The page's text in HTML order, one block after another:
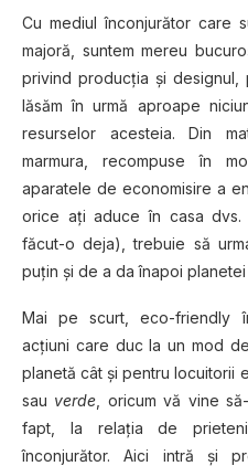
Cu mediul înconjurător care
majoră, suntem mereu
privind producţia şi designul,
lăsăm în urmă aproape
resurselor acesteia. Din
marmura, recompuse în
aparatele de economisire a
orice aţi aduce în casa
făcut-o deja), trebuie să
puţin şi de a da înapoi
Mai pe scurt, eco-friendly
acţiuni care duc la un mod
planetă cât şi pentru locuitorii
sau verde , oricum vă vine
fapt, la relaţia de
înconjurător. Aici intră şi